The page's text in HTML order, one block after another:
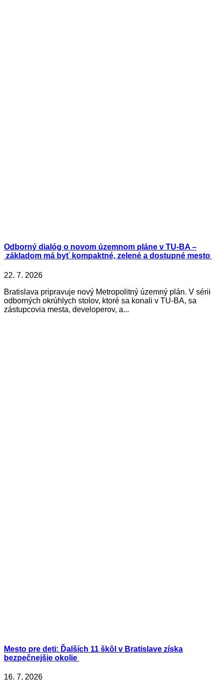
Odborný dialóg o novom územnom pláne v TU-BA –
základom má byť kompaktné, zelené a dostupné mesto
22. 7. 2026
Bratislava pripravuje nový Metropolitný územný plán. V sérii
odborných okrúhlych stolov, ktoré sa konali v TU-BA, sa
zástupcovia mesta, developerov, a...
Mesto pre deti: Ďalších 11 škôl v Bratislave získa
bezpečnejšie okolie
16. 7. 2026